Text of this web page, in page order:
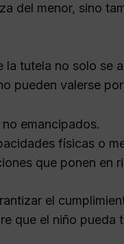
del menor, sino
la tutela no solo se
pueden valerse
emancipados.
físicas o
que ponen en
el
que el niño pueda